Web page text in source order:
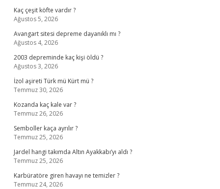
Kaç çeşit köfte vardır ?
Ağustos 5, 2026
Avangart sitesi depreme dayanıklı mı ?
Ağustos 4, 2026
2003 depreminde kaç kişi öldü ?
Ağustos 3, 2026
İzol aşireti Türk mü Kürt mü ?
Temmuz 30, 2026
Kozanda kaç kale var ?
Temmuz 26, 2026
Semboller kaça ayrılır ?
Temmuz 25, 2026
Jardel hangi takımda Altın Ayakkabı’yı aldı ?
Temmuz 25, 2026
Karbüratöre giren havayı ne temizler ?
Temmuz 24, 2026